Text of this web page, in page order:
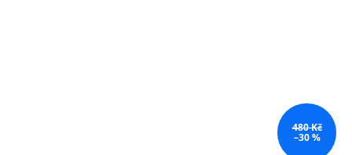
480 Kč
–30 %